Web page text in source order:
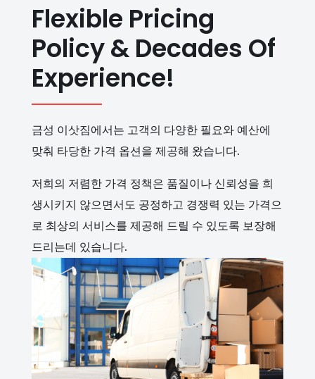
Flexible Pricing
Policy & Decades Of
Experience!
금성 이삿짐에서는 고객의 다양한 필요와 예산에
맞춰 타당한 가격 옵션을 제공해 왔습니다.
저희의 저렴한 가격 정책은 품질이나 신뢰성을 희
생시키지 않으면서도 공정하고 경쟁력 있는 가격으
로 최상의 서비스를 제공해 드릴 수 있도록 보장해
드리는데 있습니다.